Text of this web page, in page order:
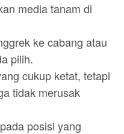
media tanam di
ke cabang atau
pilih.
cukup ketat, tetapi
tidak merusak
posisi yang